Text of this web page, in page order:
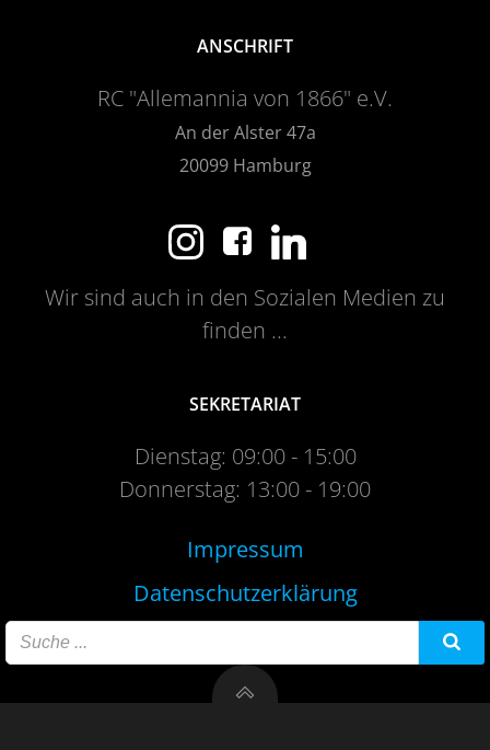
ANSCHRIFT
RC "Allemannia von 1866" e.V.
An der Alster 47a
20099 Hamburg
Wir sind auch in den Sozialen Medien zu
finden ...
SEKRETARIAT
Dienstag: 09:00 - 15:00
Donnerstag: 13:00 - 19:00
Impressum
Datenschutzerklärung